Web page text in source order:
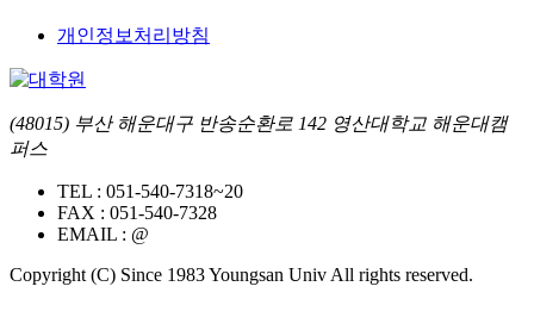
개인정보처리방침
(48015) 부산 해운대구 반송순환로 142 영산대학교 해운대캠
퍼스
TEL : 051-540-7318~20
FAX : 051-540-7328
EMAIL : @
Copyright (C) Since 1983 Youngsan Univ All rights reserved.